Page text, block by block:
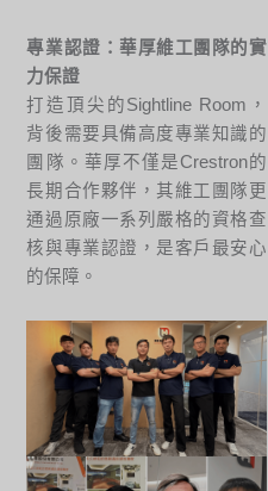
專業認證：華厚維工團隊的實
力保證
打造頂尖的Sightline Room，
背後需要具備高度專業知識的
團隊。華厚不僅是Crestron的
長期合作夥伴，其維工團隊更
通過原廠一系列嚴格的資格查
核與專業認證，是客戶最安心
的保障。